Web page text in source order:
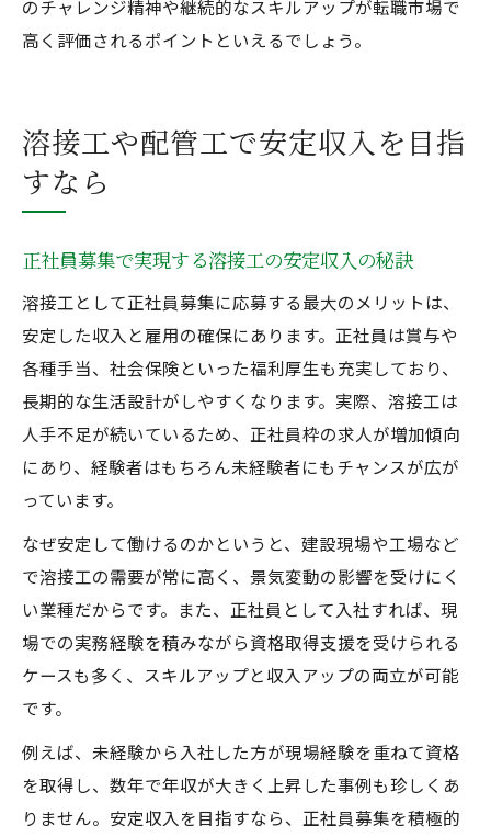
のチャレンジ精神や継続的なスキルアップが転職市場で
高く評価されるポイントといえるでしょう。
溶接工や配管工で安定収入を目指
すなら
正社員募集で実現する溶接工の安定収入の秘訣
溶接工として正社員募集に応募する最大のメリットは、
安定した収入と雇用の確保にあります。正社員は賞与や
各種手当、社会保険といった福利厚生も充実しており、
長期的な生活設計がしやすくなります。実際、溶接工は
人手不足が続いているため、正社員枠の求人が増加傾向
にあり、経験者はもちろん未経験者にもチャンスが広が
っています。
なぜ安定して働けるのかというと、建設現場や工場など
で溶接工の需要が常に高く、景気変動の影響を受けにく
い業種だからです。また、正社員として入社すれば、現
場での実務経験を積みながら資格取得支援を受けられる
ケースも多く、スキルアップと収入アップの両立が可能
です。
例えば、未経験から入社した方が現場経験を重ねて資格
を取得し、数年で年収が大きく上昇した事例も珍しくあ
りません。安定収入を目指すなら、正社員募集を積極的